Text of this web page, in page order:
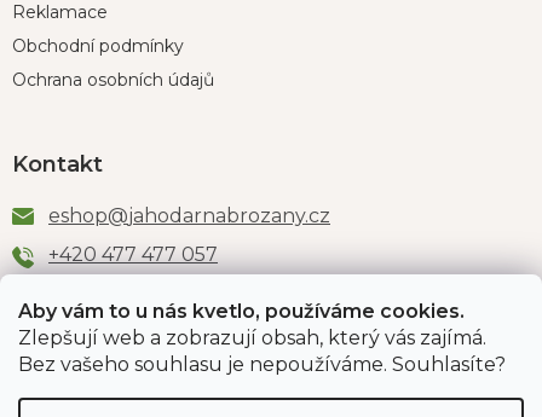
Aby vám to u nás kvetlo, používáme cookies.
Zlepšují web a zobrazují obsah, který vás zajímá.
Bez vašeho souhlasu je nepoužíváme. Souhlasíte?
Reklamace
Obchodní podmínky
Ochrana osobních údajů
Kontakt
eshop@jahodarnabrozany.cz
+420 477 477 057
Odběr newsletteru